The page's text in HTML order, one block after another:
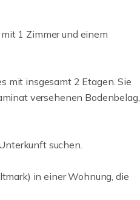
1 Zimmer und einem
mit insgesamt 2 Etagen. Sie
versehenen Bodenbelag,
suchen.
in einer Wohnung, die